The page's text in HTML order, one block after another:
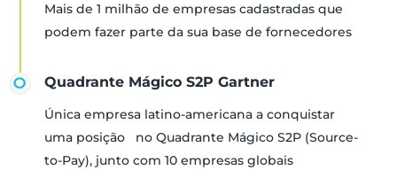
Mais de 1 milhão de empresas cadastradas que
podem fazer parte da sua base de fornecedores
Quadrante Mágico S2P Gartner
Única empresa latino-americana a conquistar
uma posição no Quadrante Mágico S2P (Source-
to-Pay), junto com 10 empresas globais